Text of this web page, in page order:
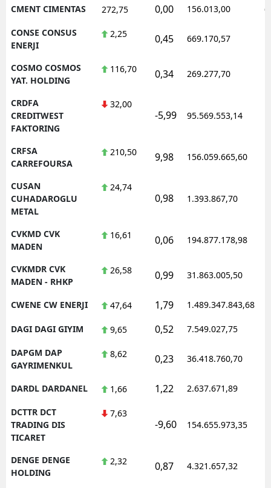
CMENT CIMENTAS 272,75 0,00 156.013,00
CONSE CONSUS
ENERJI
2,25 0,45 669.170,57
COSMO COSMOS
YAT. HOLDING
116,70 0,34 269.277,70
CRDFA
CREDITWEST
FAKTORING
32,00
-5,99 95.569.553,14
CRFSA
CARREFOURSA
210,50 9,98 156.059.665,60
CUSAN
CUHADAROGLU
METAL
24,74
0,98 1.393.867,70
CVKMD CVK
MADEN
16,61 0,06 194.877.178,98
CVKMDR CVK
MADEN - RHKP
26,58 0,99 31.863.005,50
CWENE CW ENERJI 47,64 1,79 1.489.347.843,68
DAGI DAGI GIYIM 9,65 0,52 7.549.027,75
DAPGM DAP
GAYRIMENKUL
8,62 0,23 36.418.760,70
DARDL DARDANEL 1,66 1,22 2.637.671,89
DCTTR DCT
TRADING DIS
TICARET
7,63
-9,60 154.655.973,35
DENGE DENGE
HOLDING
2,32 0,87 4.321.657,32